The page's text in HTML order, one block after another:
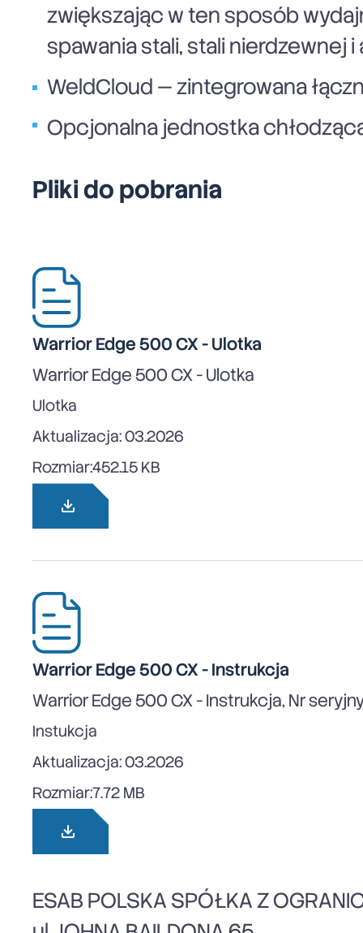
zwiększając w ten sposób
spawania stali, stali nierdzewnej i
WeldCloud — zintegrowana
Opcjonalna jednostka
Pliki do pobrania
Warrior Edge 500 CX - Ulotka
Warrior Edge 500 CX - Ulotka
Ulotka
Aktualizacja: 03.2026
Rozmiar:452.15 KB
Warrior Edge 500 CX - Instrukcja
Warrior Edge 500 CX - Instrukcja, Nr
Instukcja
Aktualizacja: 03.2026
Rozmiar:7.72 MB
ESAB POLSKA SPÓŁKA Z